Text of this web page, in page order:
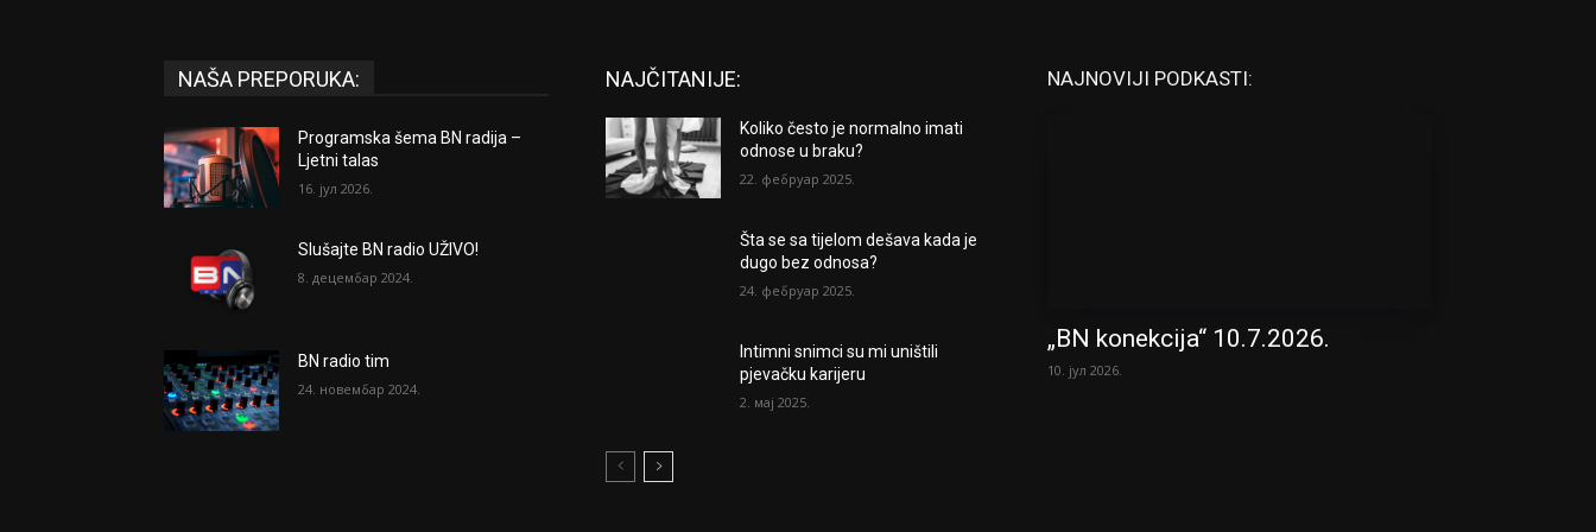
NAŠA PREPORUKA:
Programska šema BN radija –
Ljetni talas
16. јул 2026.
Slušajte BN radio UŽIVO!
8. децембар 2024.
BN radio tim
24. новембар 2024.
NAJČITANIJE:
Koliko često je normalno imati
odnose u braku?
22. фебруар 2025.
Šta se sa tijelom dešava kada je
dugo bez odnosa?
24. фебруар 2025.
Intimni snimci su mi uništili
pjevačku karijeru
2. мај 2025.
NAJNOVIJI PODKASTI:
„BN konekcija“ 10.7.2026.
10. јул 2026.